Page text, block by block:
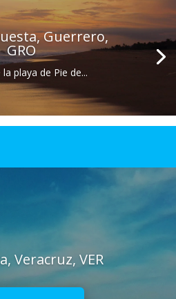
Guerrero,
GRO
la playa de Pie de...
Veracruz, VER